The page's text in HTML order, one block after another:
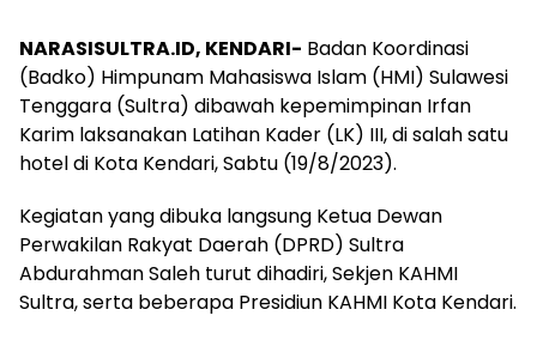
NARASISULTRA.ID, KENDARI- Badan Koordinasi
(Badko) Himpunam Mahasiswa Islam (HMI) Sulawesi
Tenggara (Sultra) dibawah kepemimpinan Irfan
Karim laksanakan Latihan Kader (LK) III, di salah satu
hotel di Kota Kendari, Sabtu (19/8/2023).
Kegiatan yang dibuka langsung Ketua Dewan
Perwakilan Rakyat Daerah (DPRD) Sultra
Abdurahman Saleh turut dihadiri, Sekjen KAHMI
Sultra, serta beberapa Presidiun KAHMI Kota Kendari.